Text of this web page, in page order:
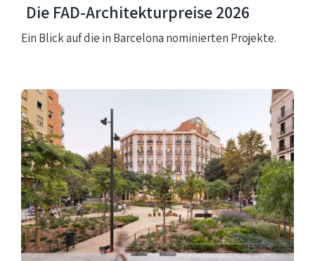
Die FAD-Architekturpreise 2026
Ein Blick auf die in Barcelona nominierten Projekte.